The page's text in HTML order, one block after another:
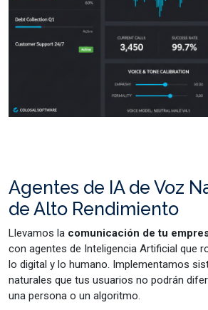
Agentes de IA de Voz
de Alto Rendimiento
Llevamos la comunicación de tu
con agentes de Inteligencia Artificial que
lo digital y lo humano. Implementamos
naturales que tus usuarios no podrán
una persona o un algoritmo.